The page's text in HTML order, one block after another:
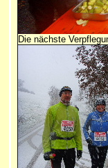
Die nächste